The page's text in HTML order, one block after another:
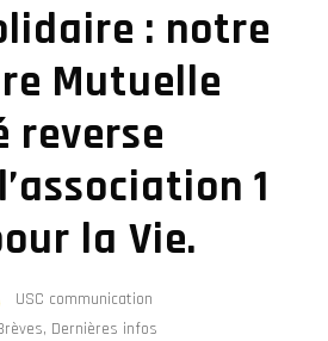
: notre
Mutuelle
reverse
1
la Vie.
USC communication
, Dernières infos